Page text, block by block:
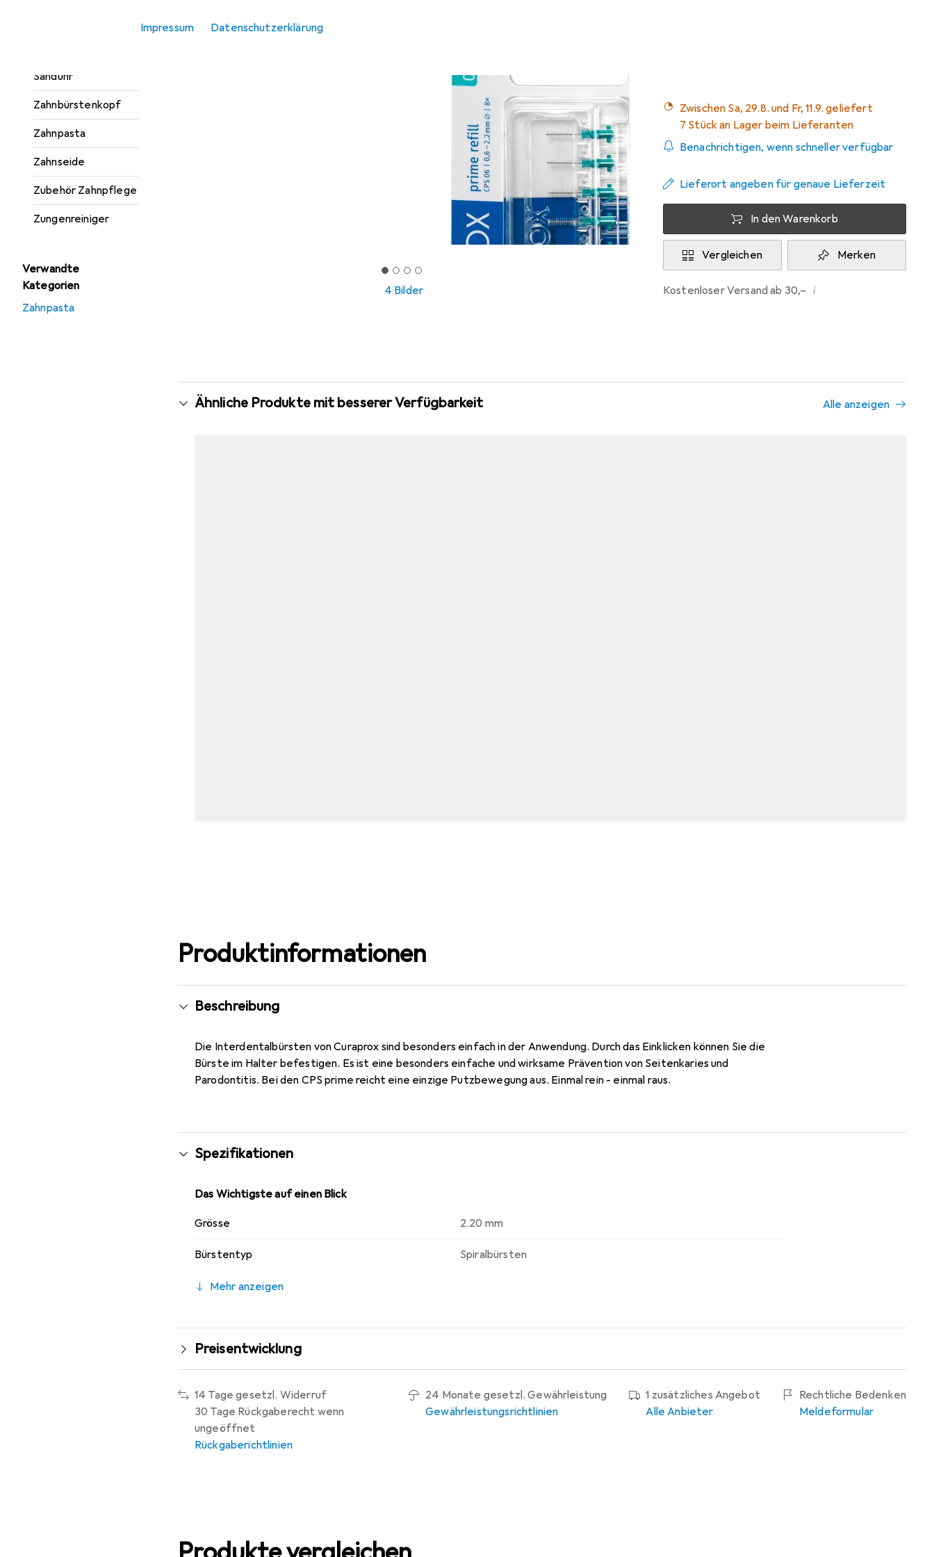
Impressum Datenschutzerklärung
Sanduhr
Zahnbürstenkopf
Zahnpasta
Zahnseide
Zubehör Zahnpflege
Zungenreiniger
Verwandte
Kategorien
Zahnpasta
4 Bilder
Zwischen Sa, 29.8. und Fr, 11.9. geliefert
7 Stück an Lager beim Lieferanten
Benachrichtigen, wenn schneller verfügbar
Lieferort angeben für genaue Lieferzeit
In den Warenkorb
Vergleichen Merken
Kostenloser Versand ab 30,– i
Ähnliche Produkte mit besserer Verfügbarkeit Alle anzeigen
Produktinformationen
Beschreibung
Die Interdentalbürsten von Curaprox sind besonders einfach in der Anwendung. Durch das Einklicken können Sie die
Bürste im Halter befestigen. Es ist eine besonders einfache und wirksame Prävention von Seitenkaries und
Parodontitis. Bei den CPS prime reicht eine einzige Putzbewegung aus. Einmal rein - einmal raus.
Spezifikationen
Das Wichtigste auf einen Blick
Grösse 2.20 mm
Bürstentyp Spiralbürsten
Mehr anzeigen
Preisentwicklung
14 Tage gesetzl. Widerruf
30 Tage Rückgaberecht wenn
ungeöffnet
Rückgaberichtlinien
24 Monate gesetzl. Gewährleistung
Gewährleistungsrichtlinien
1 zusätzliches Angebot
Alle Anbieter
Rechtliche Bedenken
Meldeformular